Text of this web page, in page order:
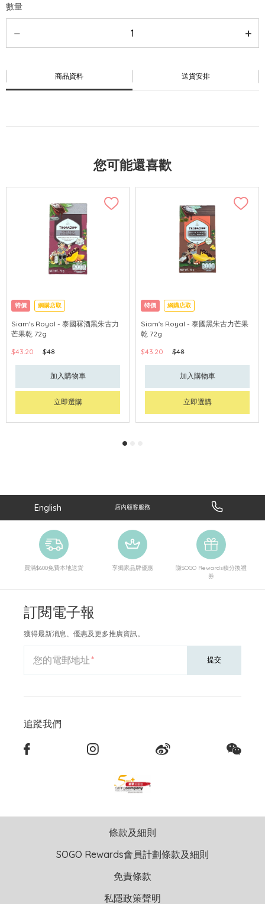
數量
商品資料 送貨安排
您可能還喜歡
特價 網購店取
Siam's Royal - 泰國冧酒黑朱古力
芒果乾 72g
$43.20
$48
加入購物車
立即選購
特價 網購店取
Siam's Royal - 泰國黑朱古力芒果
乾 72g
$43.20
$48
加入購物車
立即選購
English 店內顧客服務
買滿$600免費本地送貨 享獨家品牌優惠
賺SOGO Rewards積分換禮
券
訂閱電子報
獲得最新消息、優惠及更多推廣資訊。
您的電郵地址 提交
追蹤我們
條款及細則
SOGO Rewards會員計劃條款及細則
免責條款
私隱政策聲明